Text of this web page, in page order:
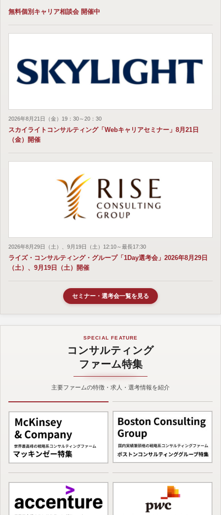
無料個別キャリア相談会 開催中
2026年8月21日（金）19：30～20：30
スカイライトコンサルティング「Webキャリアセミナー」8月21日
（金）開催
2026年8月29日（土）、9月19日（土）12:10～最長17:30
ライズ・コンサルティング・グループ「1Day選考会」2026年8月29日
（土）、9月19日（土）開催
セミナー・選考会一覧を見る
SPECIAL FEATURE
コンサルティング
ファーム特集
主要ファームの特徴・求人・選考情報を紹介